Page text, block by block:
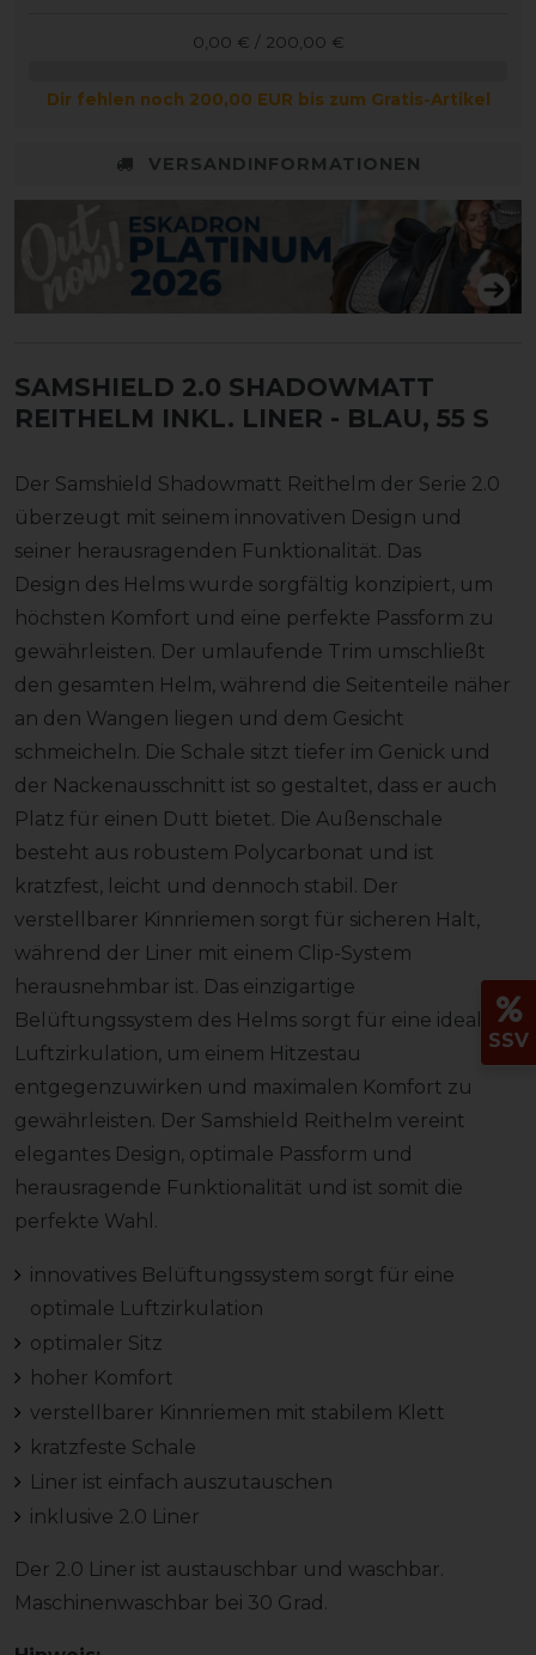
0,00 € / 200,00 €
Dir fehlen noch 200,00 EUR bis zum Gratis-Artikel
VERSANDINFORMATIONEN
SAMSHIELD 2.0 SHADOWMATT
REITHELM INKL. LINER - BLAU, 55 S
Der Samshield Shadowmatt Reithelm der Serie 2.0
überzeugt mit seinem innovativen Design und
seiner herausragenden Funktionalität. Das
Design des Helms wurde sorgfältig konzipiert, um
höchsten Komfort und eine perfekte Passform zu
gewährleisten. Der umlaufende Trim umschließt
den gesamten Helm, während die Seitenteile näher
an den Wangen liegen und dem Gesicht
schmeicheln. Die Schale sitzt tiefer im Genick und
der Nackenausschnitt ist so gestaltet, dass er auch
Platz für einen Dutt bietet. Die Außenschale
besteht aus robustem Polycarbonat und ist
kratzfest, leicht und dennoch stabil. Der
verstellbarer Kinnriemen sorgt für sicheren Halt,
während der Liner mit einem Clip-System
herausnehmbar ist. Das einzigartige
Belüftungssystem des Helms sorgt für eine ideale
Luftzirkulation, um einem Hitzestau
entgegenzuwirken und maximalen Komfort zu
gewährleisten. Der Samshield Reithelm vereint
elegantes Design, optimale Passform und
herausragende Funktionalität und ist somit die
perfekte Wahl.
innovatives Belüftungssystem sorgt für eine
optimale Luftzirkulation
optimaler Sitz
hoher Komfort
verstellbarer Kinnriemen mit stabilem Klett
kratzfeste Schale
Liner ist einfach auszutauschen
inklusive 2.0 Liner
Der 2.0 Liner ist austauschbar und waschbar.
Maschinenwaschbar bei 30 Grad.
SSV